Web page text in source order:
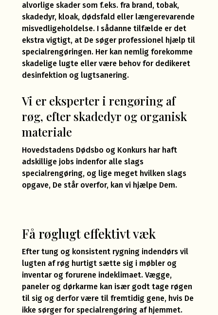
alvorlige skader som f.eks. fra brand, tobak,
skadedyr, kloak, dødsfald eller længerevarende
misvedligeholdelse. I sådanne tilfælde er det
ekstra vigtigt, at De søger professionel hjælp til
specialrengøringen. Her kan nemlig forekomme
skadelige lugte eller være behov for dedikeret
desinfektion og lugtsanering.
Vi er eksperter i rengøring af
røg, efter skadedyr og organisk
materiale
Hovedstadens Dødsbo og Konkurs har haft
adskillige jobs indenfor alle slags
specialrengøring, og lige meget hvilken slags
opgave, De står overfor, kan vi hjælpe Dem.
Få røglugt effektivt væk
Efter tung og konsistent rygning indendørs vil
lugten af røg hurtigt sætte sig i møbler og
inventar og forurene indeklimaet. Vægge,
paneler og dørkarme kan især godt tage røgen
til sig og derfor være til fremtidig gene, hvis De
ikke sørger for specialrengøring af hjemmet.